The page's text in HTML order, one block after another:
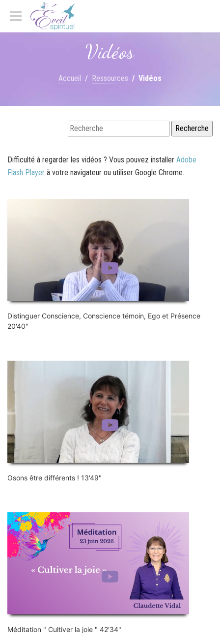
Vidéos
Accueil Ressources Vidéos
Difficulté à regarder les vidéos ? Vous pouvez installer Adobe
Flash Player à votre navigateur ou utiliser Google Chrome.
Distinguer Conscience, Conscience témoin, Ego et Présence
20'40"
Osons être différents ! 13'49"
Méditation " Cultiver la joie " 42'34"